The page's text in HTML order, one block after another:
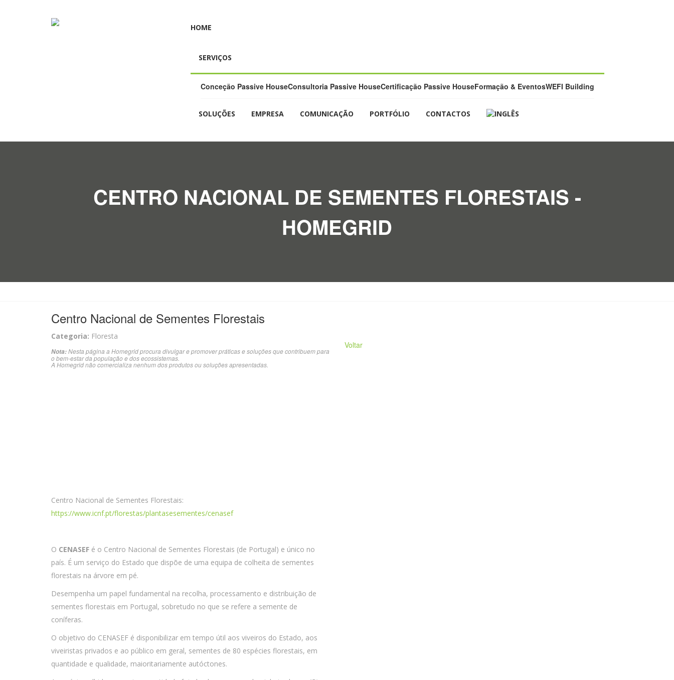
HOME
SERVIÇOS
Conceção Passive HouseConsultoria Passive HouseCertificação Passive HouseFormação & EventosWEFI Building
SOLUÇÕES EMPRESA COMUNICAÇÃO PORTFÓLIO CONTACTOS
CENTRO NACIONAL DE SEMENTES FLORESTAIS -
HOMEGRID
Centro Nacional de Sementes Florestais
Categoria: Floresta
Nota:Nesta página a Homegrid procura divulgar e promover práticas e soluções que contribuem para
o bem-estar da população e dos ecossistemas.
A Homegrid não comercializa nenhum dos produtos ou soluções apresentadas.
Centro Nacional de Sementes Florestais:
https://www.icnf.pt/florestas/plantasesementes/cenasef
O CENASEF é o Centro Nacional de Sementes Florestais (de Portugal) e único no
país. É um serviço do Estado que dispõe de uma equipa de colheita de sementes
florestais na árvore em pé.
Desempenha um papel fundamental na recolha, processamento e distribuição de
sementes florestais em Portugal, sobretudo no que se refere a semente de
coníferas.
O objetivo do CENASEF é disponibilizar em tempo útil aos viveiros do Estado, aos
viveiristas privados e ao público em geral, sementes de 80 espécies florestais, em
quantidade e qualidade, maioritariamente autóctones.
Voltar